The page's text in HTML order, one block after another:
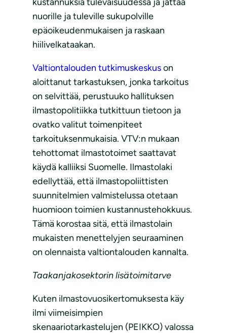
nuorille ja tuleville sukupolville
epäoikeudenmukaisen ja raskaan
hiilivelkataakan.
Valtiontalouden tutkimuskeskuson
aloittanut tarkastuksen, jonka tarkoitus
on selvittää, perustuuko hallituksen
ilmastopolitiikka tutkittuun tietoon ja
ovatko valitut toimenpiteet
tarkoituksenmukaisia. VTV:n mukaan
tehottomat ilmastotoimet saattavat
käydä kalliiksi Suomelle. Ilmastolaki
edellyttää, että ilmastopoliittisten
suunnitelmien valmistelussa otetaan
huomioon toimien kustannustehokkuus.
Tämä korostaa sitä, että ilmastolain
mukaisten menettelyjen seuraaminen
on olennaista valtiontalouden kannalta.
Taakanjakosektorin lisätoimitarve
Kuten ilmastovuosikertomuksesta käy
ilmi viimeisimpien
skenaariotarkastelujen (PEIKKO) valossa